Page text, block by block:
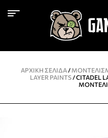
ΑΡΧΙΚΉ ΣΕΛΊΔΑ/
LAYER PAINTS/ CITADEL